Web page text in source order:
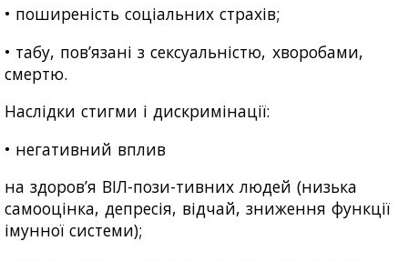
• поширеність соціальних страхів;
• табу, пов’язані з сексуальністю, хворобами,
смертю.
Наслідки стигми і дискримінації:
• негативний вплив
на здоров’я ВІЛ-пози-тивних людей (низька
самооцінка, депресія, відчай, зниження функції
імунної системи);